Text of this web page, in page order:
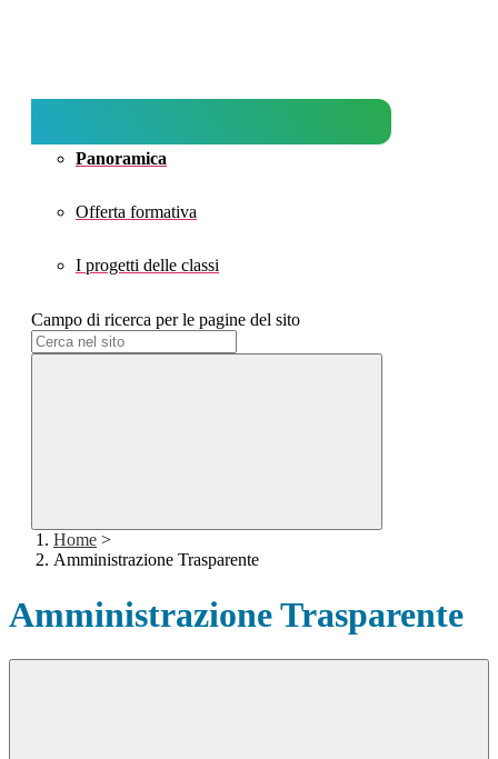
Panoramica
Offerta formativa
I progetti delle classi
Campo di ricerca per le pagine del sito
Home >
Amministrazione Trasparente
Amministrazione Trasparente